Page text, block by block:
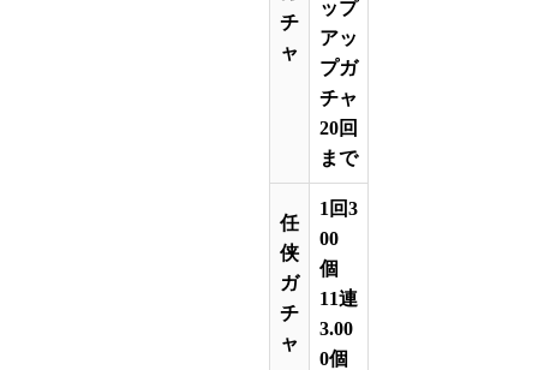
チ
ャ
ップ
アッ
プガ
チャ
20回
まで
任
侠
ガ
チ
ャ
1回3
00
個
11連
3.00
0個